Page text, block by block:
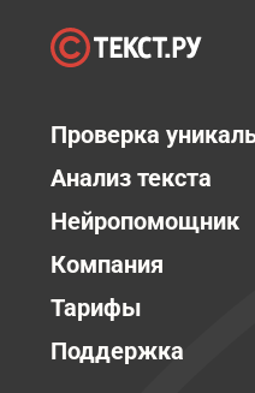
Проверка
Анализ текста
Нейропомощник
Компания
Тарифы
Поддержка